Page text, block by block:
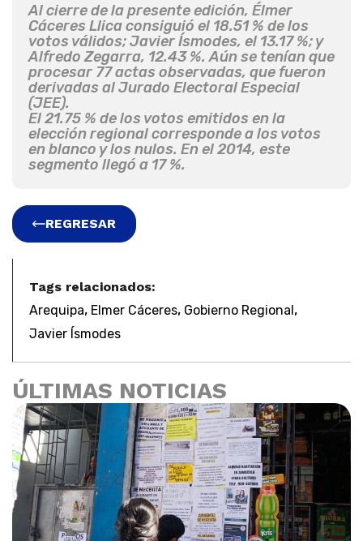
Al cierre de la presente edición, Élmer
Cáceres Llica consiguió el 18.51 % de los
votos válidos; Javier Ísmodes, el 13.17 %; y
Alfredo Zegarra, 12.43 %. Aún se tenían que
procesar 77 actas observadas, que fueron
derivadas al Jurado Electoral Especial
(JEE).
El 21.75 % de los votos emitidos en la
elección regional corresponde a los votos
en blanco y los nulos. En el 2014, este
segmento llegó a 17 %.
REGRESAR
Tags relacionados:
Arequipa, Elmer Cáceres, Gobierno Regional,
Javier Ísmodes
ÚLTIMAS NOTICIAS